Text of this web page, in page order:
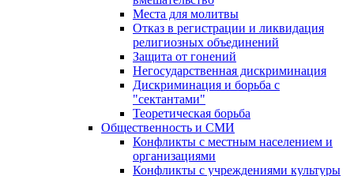
Места для молитвы
Отказ в регистрации и ликвидация
религиозных объединений
Защита от гонений
Негосударственная дискриминация
Дискриминация и борьба с
"сектантами"
Теоретическая борьба
Общественность и СМИ
Конфликты с местным населением и
организациями
Конфликты с учреждениями культуры